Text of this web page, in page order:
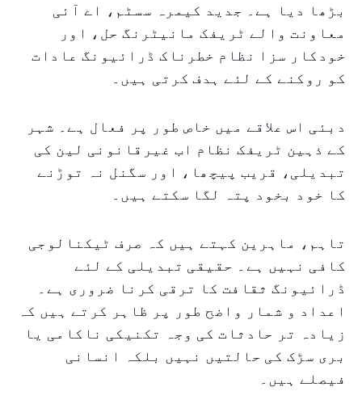
بڑھا دیا ہے۔ جدید کیمرہ سسٹم، اے آئی
معاونت والے ٹریفک مانیٹرنگ حل، اور
خودکار سزا نظام خطرناک ڈرائیونگ عادات
کو روکنے کے لئے ہدف کرتی ہیں۔
دبئی اس علاقے میں خاص طور پر فعال ہے۔ شہر
کے ذہین ٹریفک نظام اب غیرقانونی لین کی
تبدیلی، قریب پیچھا، اور سگنل نہ توڑنے
کا خود بخود پتہ لگا سکتے ہیں۔
تاہم، ماہرین کہتے ہیں کہ صرف ٹیکنالوجی
کافی نہیں ہے۔ حقیقی تبدیلی کے لئے
ڈرائیونگ ثقافت کا ترقی کرنا ضروری ہے۔
اعداد و شمار واضح طور پر ظاہر کرتے ہیں کہ
زیادہ تر حادثات کی وجہ تکنیکی ناکامی یا
بری سڑک کی حالتیں نہیں بلکہ انسانی
فیصلے ہیں۔